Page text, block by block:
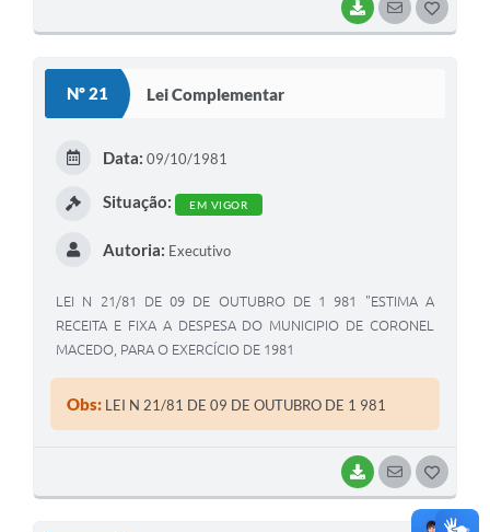
BAIXARSEGUIR
Nº 21 Lei Complementar
BAIXARSEGUIR
Data: 09/10/1981
Situação: EM VIGOR
Autoria: Executivo
LEI N 21/81 DE 09 DE OUTUBRO DE 1 981 "ESTIMA A
RECEITA E FIXA A DESPESA DO MUNICIPIO DE CORONEL
MACEDO, PARA O EXERCÍCIO DE 1981
Obs: LEI N 21/81 DE 09 DE OUTUBRO DE 1 981